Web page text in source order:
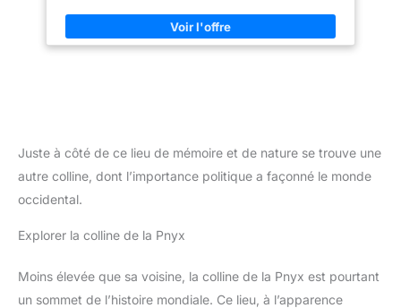
extérieures. Chaussures de
marche décontractées à enfiler
pour hommes, parfaites pour
Glissements】La semelle est en caoutchouc léger,qui a une
poignée forte.Le motif unique sur la semelle a une grande
distance pour éviter les embouteillages. 【Occasion
Juste à côté de ce lieu de mémoire et de nature se trouve une
autre colline, dont l’importance politique a façonné le monde
occidental.
Explorer la colline de la Pnyx
Moins élevée que sa voisine, la colline de la Pnyx est pourtant
un sommet de l’histoire mondiale. Ce lieu, à l’apparence